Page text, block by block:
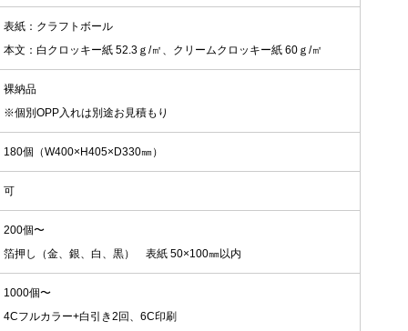
表紙：クラフトボール
本文：白クロッキー紙 52.3ｇ/㎡、クリームクロッキー紙 60ｇ/㎡
裸納品
※個別OPP入れは別途お見積もり
180個（W400×H405×D330㎜）
可
200個〜
箔押し（金、銀、白、黒） 表紙 50×100㎜以内
1000個〜
4Cフルカラー+白引き2回、6C印刷